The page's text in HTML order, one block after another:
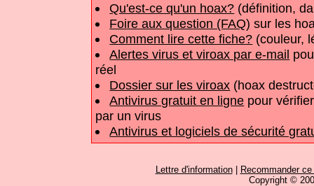
Qu'est-ce qu'un hoax? (définition,
Foire aux question (FAQ) sur les
Comment lire cette fiche? (couleur,
Alertes virus et viroax par e-mail
réel
Dossier sur les viroax (hoax
Antivirus gratuit en ligne pour
par un virus
Antivirus et logiciels de sécurité
Lettre d'information|
Recommander
Copyright ©